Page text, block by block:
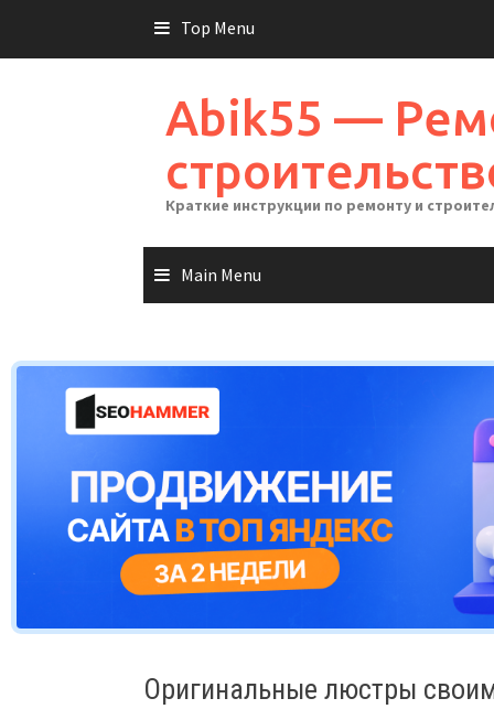
Top Menu
Abik55 —
Краткие инструкции по ремонту и
Main Menu
Оригинальные люстры